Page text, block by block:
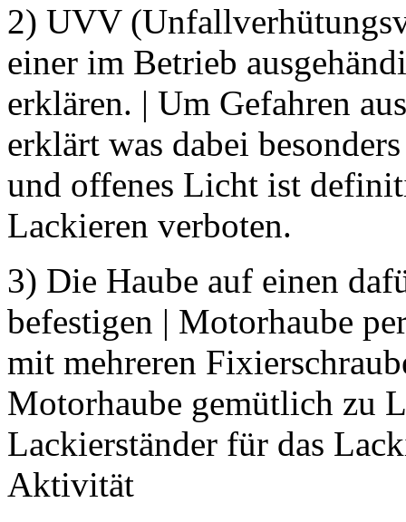
2) UVV
einer im Betrieb
erklären. | Um Gefahren
erklärt was dabei
und offenes Licht ist
Lackieren verboten.
3) Die Haube auf einen
befestigen | Motorhaube
mit mehreren
Motorhaube gemütlich zu
Lackierständer für das
Aktivität